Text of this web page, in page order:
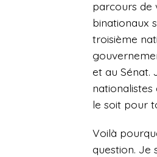
parcours de
binationaux
troisième
et au Sénat.
nationalistes
le soit pour
Voilà
question. Je